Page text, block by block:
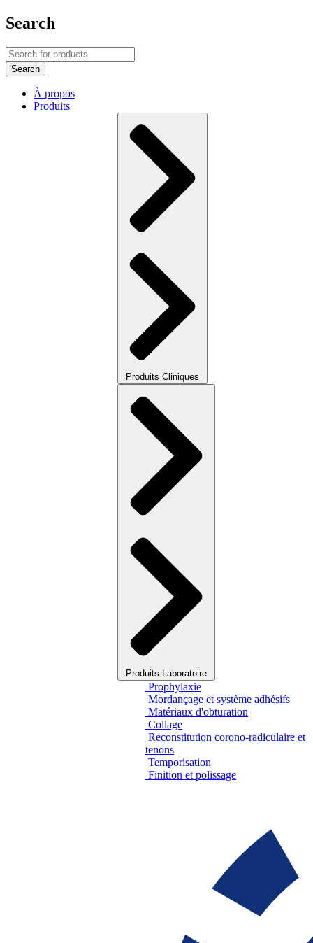
Search
À propos
Produits
Produits Cliniques
Produits Laboratoire
Prophylaxie
Mordançage et système adhésifs
Matériaux d'obturation
Collage
Reconstitution corono-radiculaire et
tenons
Temporisation
Finition et polissage